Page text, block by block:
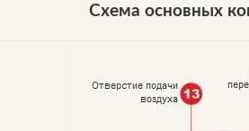
Схема основных